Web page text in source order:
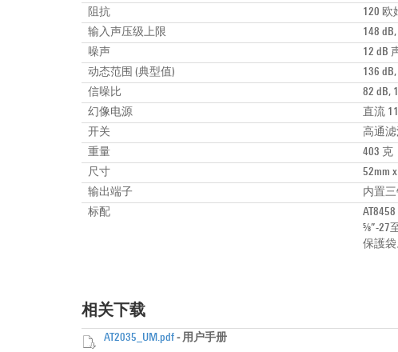
阻抗
120 欧
输入声压级上限
148
噪声
12 dB
动态范围 (典型值)
136
信噪比
82 dB,
幻像电源
直流
开关
高通
重量
403 克
尺寸
52mm
输出端子
内置三
标配
⅝”-27
保護袋
相关下载
AT2035_UM.pdf - 用户手册